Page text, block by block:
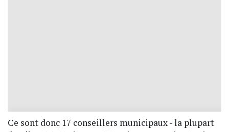
Ce sont donc 17 conseillers municipaux - la plupart